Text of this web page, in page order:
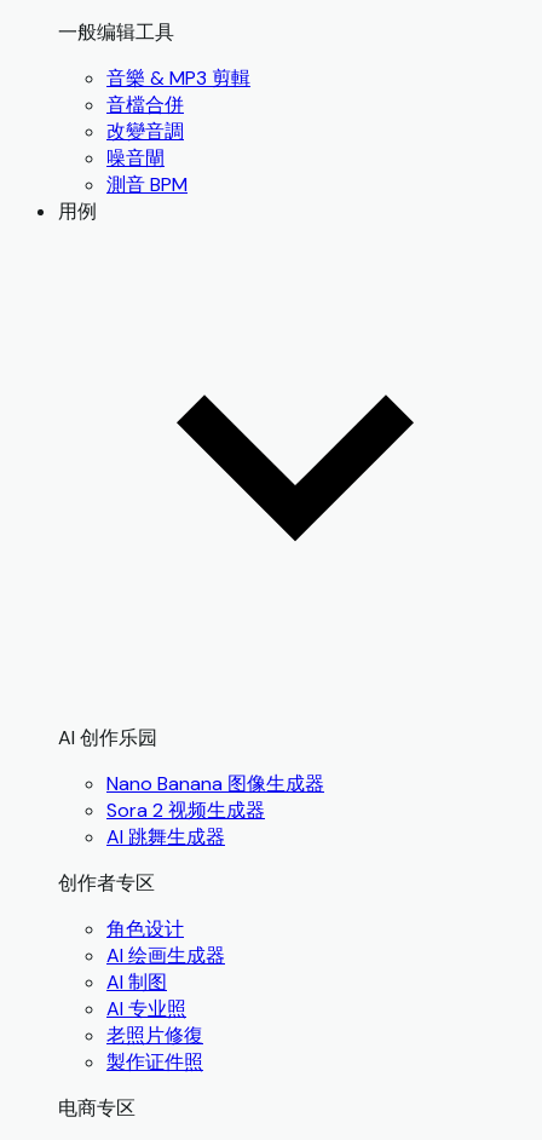
一般编辑工具
音樂 & MP3 剪輯
音檔合併
改變音調
噪音閘
測音 BPM
用例
AI 创作乐园
Nano Banana 图像生成器
Sora 2 视频生成器
AI 跳舞生成器
创作者专区
角色设计
AI 绘画生成器
AI 制图
AI 专业照
老照片修復
製作证件照
电商专区